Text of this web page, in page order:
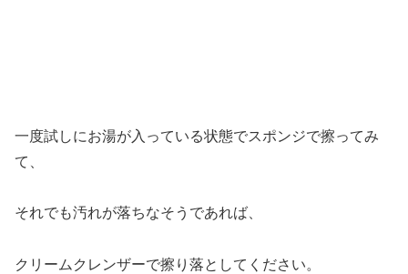
一度試しにお湯が入っている状態でスポンジで擦ってみ
て、
それでも汚れが落ちなそうであれば、
クリームクレンザーで擦り落としてください。